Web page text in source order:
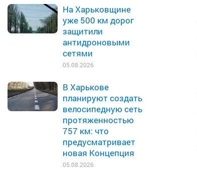
На Харьковщине
уже 500 км дорог
защитили
антидроновыми
сетями
05.08.2026
В Харькове
планируют создать
велосипедную сеть
протяженностью
757 км: что
предусматривает
новая Концепция
05.08.2026